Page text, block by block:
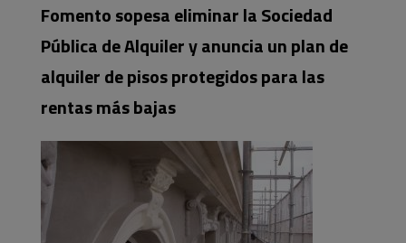
Fomento sopesa eliminar la Sociedad
Pública de Alquiler y anuncia un plan de
alquiler de pisos protegidos para las
rentas más bajas